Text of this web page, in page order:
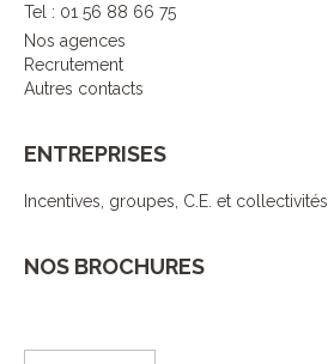
Tel : 01 56 88 66 75
Nos agences
Recrutement
Autres contacts
ENTREPRISES
Incentives, groupes, C.E. et collectivités
NOS BROCHURES